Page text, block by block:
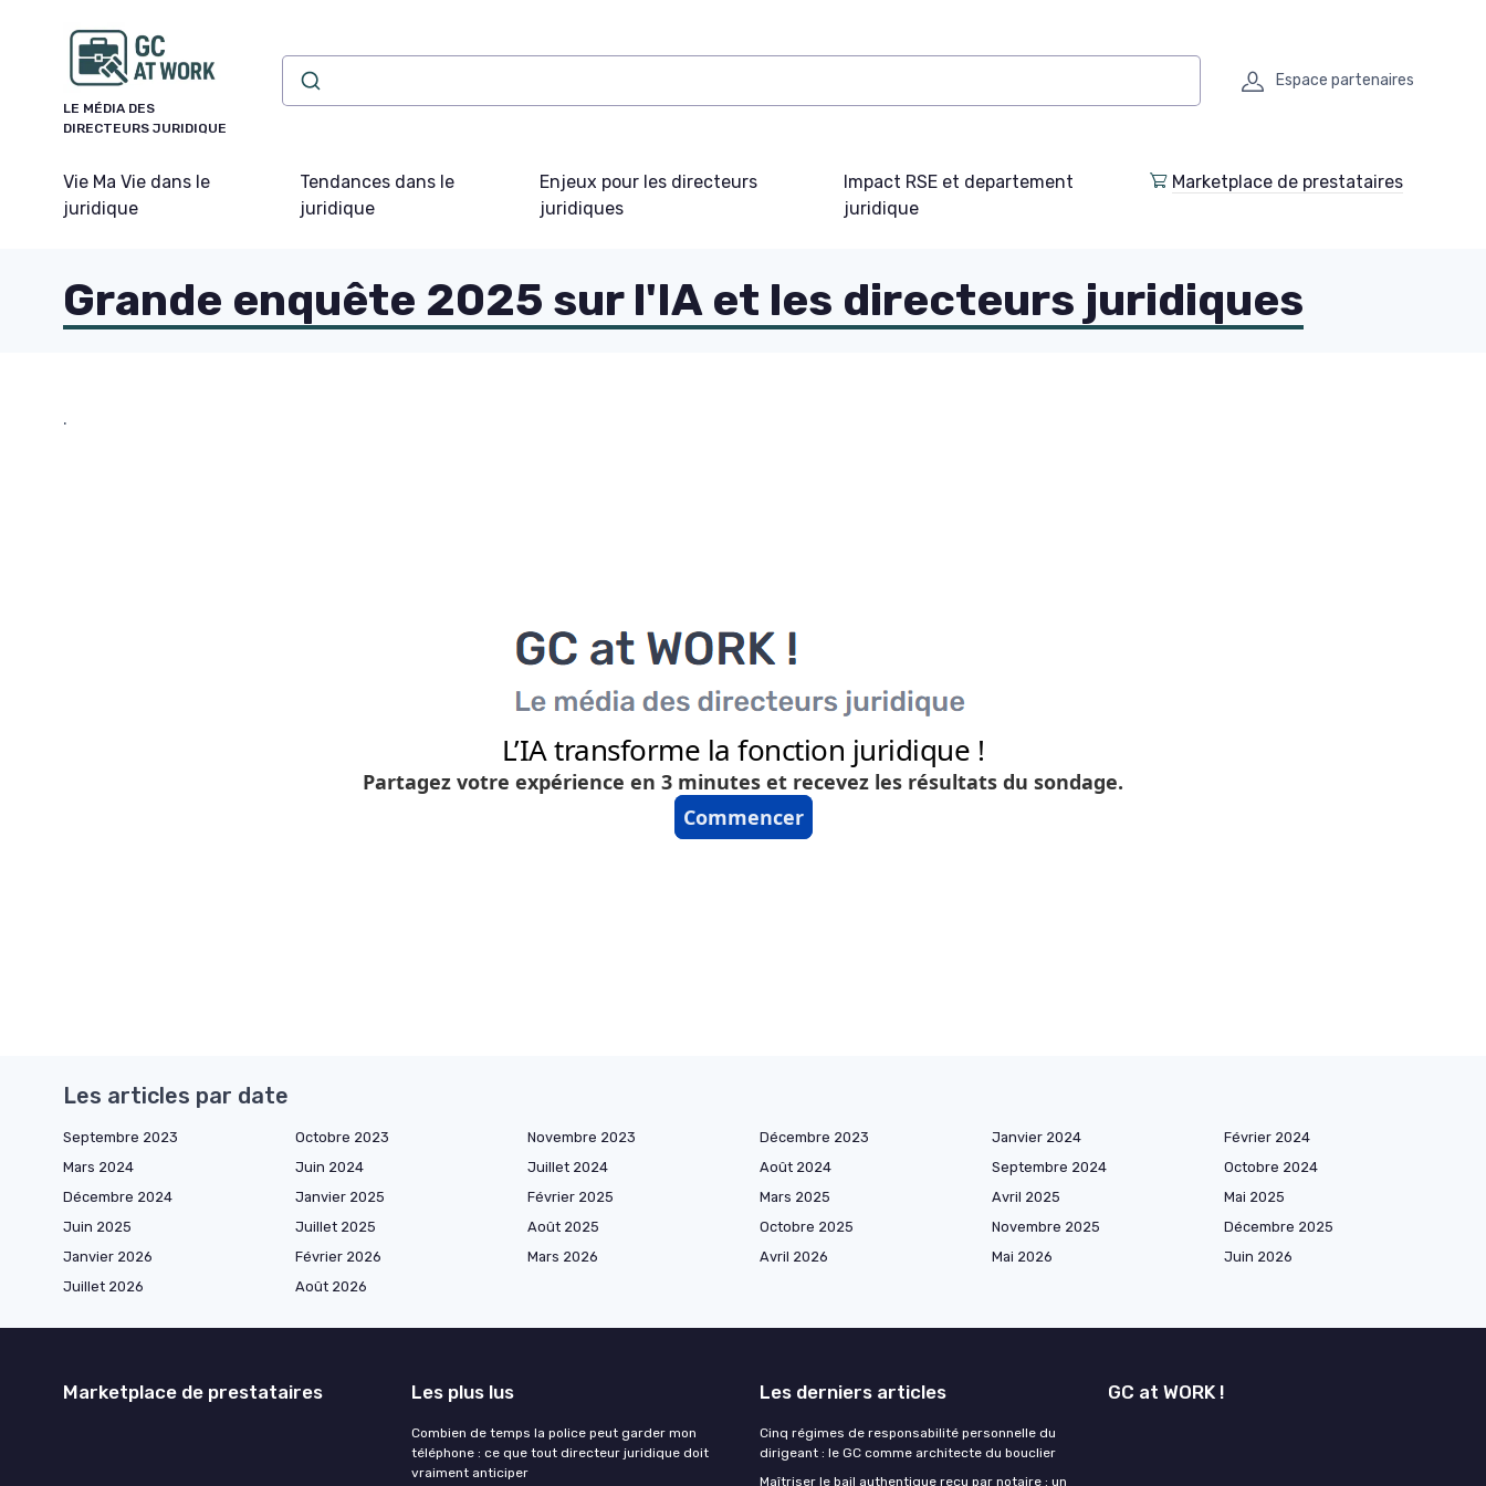
LE MÉDIA DES
DIRECTEURS JURIDIQUE
Espace partenaires
Vie Ma Vie dans le
juridique
Tendances dans le
juridique
Enjeux pour les directeurs
juridiques
Impact RSE et departement
juridique
Marketplace de prestataires
Grande enquête 2025 sur l'IA et les directeurs juridiques
.
Les articles par date
Septembre 2023 Octobre 2023 Novembre 2023 Décembre 2023 Janvier 2024
Février 2024
Mars 2024
Juin 2024 Juillet 2024 Août 2024 Septembre 2024
Octobre 2024
Décembre 2024
Janvier 2025 Février 2025 Mars 2025 Avril 2025
Mai 2025
Juin 2025
Juillet 2025 Août 2025 Octobre 2025 Novembre 2025
Décembre 2025
Janvier 2026
Février 2026 Mars 2026 Avril 2026 Mai 2026
Juin 2026
Juillet 2026
Août 2026
Marketplace de prestataires Les plus lus
Combien de temps la police peut garder mon
téléphone : ce que tout directeur juridique doit
vraiment anticiper
Les derniers articles
Cinq régimes de responsabilité personnelle du
dirigeant : le GC comme architecte du bouclier
Maîtriser le bail authentique reçu par notaire : un
GC at WORK !